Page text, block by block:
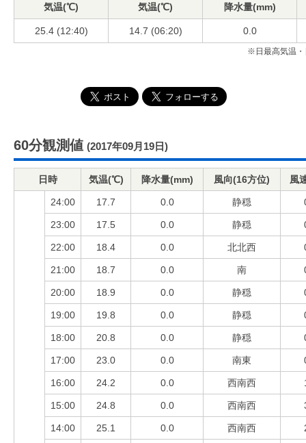
気温(℃)
気温(℃)
降水量(mm)
25.4 (12:40) 14.7 (06:20) 0.0
※日最高気温・
60分観測値 (2017年09月19日)
日時 気温(℃) 降水量(mm) 風向(16方位) 風
24:00 17.7 0.0 静穏
23:00 17.5 0.0 静穏
22:00 18.4 0.0 北北西
21:00 18.7 0.0 南
20:00 18.9 0.0 静穏
19:00 19.8 0.0 静穏
18:00 20.8 0.0 静穏
17:00 23.0 0.0 南東
16:00 24.2 0.0 西南西
15:00 24.8 0.0 西南西
14:00 25.1 0.0 西南西